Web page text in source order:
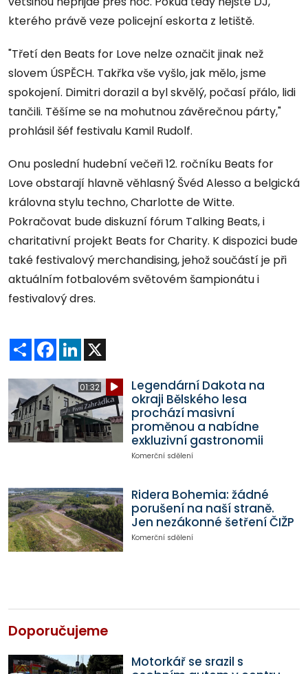
kterého právě veze policejní eskorta z letiště.
"Třetí den Beats for Love nelze označit jinak než
slovem ÚSPĚCH. Takřka vše vyšlo, jak mělo, jsme
spokojení. Dimitri dorazil a byl skvělý, počasí přálo, lidi
tančili. Těšíme se na mohutnou závěrečnou párty,"
prohlásil šéf festivalu Kamil Rudolf.
Onu poslední hudební večeři 12. ročníku Beats for
Love obstarají hlavně věhlasný Švéd Alesso a belgická
královna stylu techno, Charlotte de Witte.
Pokračovat bude diskuzní fórum Talking Beats, i
charitativní projekt Beats for Charity. K dispozici bude
také festivalový merchandising, jehož součástí je při
aktuálním fotbalovém světovém šampionátu i
festivalový dres.
Sdílet Facebook
LinkedIn
01:32
Legendární Dakota na
okraji Bělského lesa
prochází masivní
proměnou a nabídne
exkluzivní gastronomii
Komerční sdělení
Ridera Bohemia: žádné
porušení na naší straně.
Jen nezákonné šetření ČIŽP
Komerční sdělení
Doporučujeme
Motorkář se srazil s